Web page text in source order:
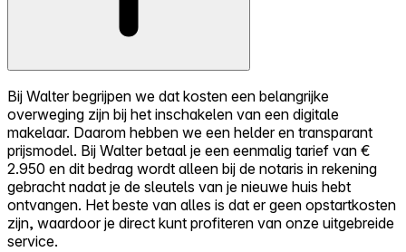
Bij Walter begrijpen we dat kosten een belangrijke
overweging zijn bij het inschakelen van een digitale
makelaar. Daarom hebben we een helder en transparant
prijsmodel. Bij Walter betaal je een eenmalig tarief van €
2.950 en dit bedrag wordt alleen bij de notaris in rekening
gebracht nadat je de sleutels van je nieuwe huis hebt
ontvangen. Het beste van alles is dat er geen opstartkosten
zijn, waardoor je direct kunt profiteren van onze uitgebreide
service.